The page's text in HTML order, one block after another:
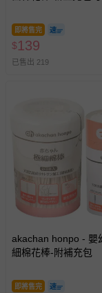
即將售完
$139
已售出 219
akachan honpo - 嬰
細棉花棒-附補充包
即將售完